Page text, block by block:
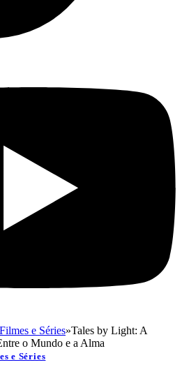
e Séries»Tales by Light: A
o Mundo e a Alma
e Séries